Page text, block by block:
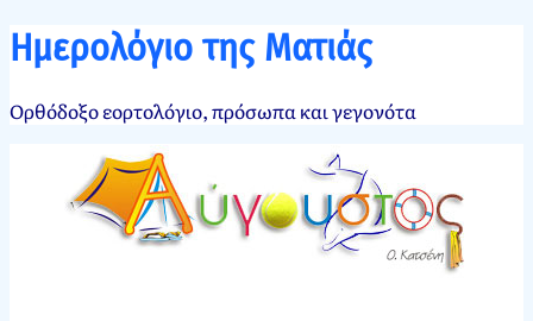
Ημερολόγιο της Ματιάς
Ορθόδοξο εορτολόγιο, πρόσωπα και γεγονότα